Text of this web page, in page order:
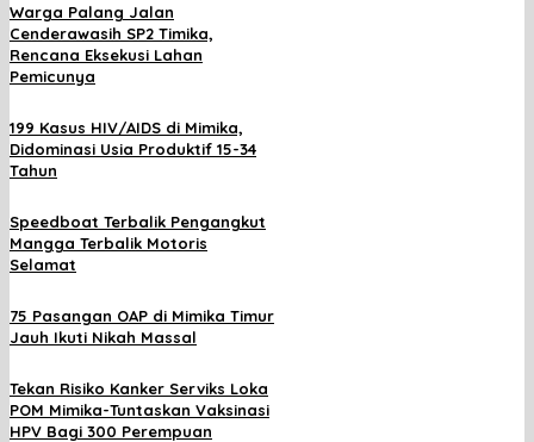
Warga Palang Jalan
Cenderawasih SP2 Timika,
Rencana Eksekusi Lahan
Pemicunya
199 Kasus HIV/AIDS di Mimika,
Didominasi Usia Produktif 15-34
Tahun
Speedboat Terbalik Pengangkut
Mangga Terbalik Motoris
Selamat
75 Pasangan OAP di Mimika Timur
Jauh Ikuti Nikah Massal
Tekan Risiko Kanker Serviks Loka
POM Mimika-Tuntaskan Vaksinasi
HPV Bagi 300 Perempuan